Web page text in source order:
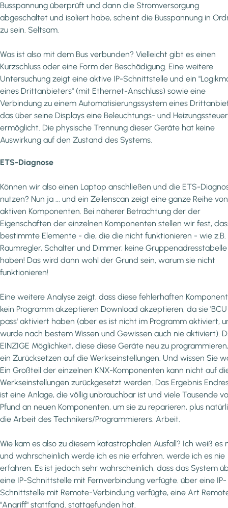
Busspannung überprüft und dann die Stromversorgung
abgeschaltet und isoliert habe, scheint die Busspannung in
zu sein. Seltsam.
Was ist also mit dem Bus verbunden? Vielleicht gibt es einen
Kurzschluss oder eine Form der Beschädigung. Eine weitere
Untersuchung zeigt eine aktive IP-Schnittstelle und ein
eines Drittanbieters" (mit Ethernet-Anschluss) sowie eine
Verbindung zu einem Automatisierungssystem eines
das über seine Displays eine Beleuchtungs- und
ermöglicht. Die physische Trennung dieser Geräte hat keine
Auswirkung auf den Zustand des Systems.
ETS-Diagnose
Können wir also einen Laptop anschließen und die ETS-
nutzen? Nun ja ... und ein Zeilenscan zeigt eine ganze Reihe von
aktiven Komponenten. Bei näherer Betrachtung der der
Eigenschaften der einzelnen Komponenten stellen wir fest,
bestimmte Elemente - die, die die nicht funktionieren - wie z.B.
Raumregler, Schalter und Dimmer, keine Gruppenadresstabelle
haben! Das wird dann wohl der Grund sein, warum sie nicht
funktionieren!
Eine weitere Analyse zeigt, dass diese fehlerhaften
kein Programm akzeptieren Download akzeptieren, da sie 'BCU
pass' aktiviert haben (aber es ist nicht im Programm aktiviert,
wurde nach bestem Wissen und Gewissen auch nie aktiviert).
EINZIGE Möglichkeit, diese diese Geräte neu zu
ein Zurücksetzen auf die Werkseinstellungen. Und wissen Sie
Ein Großteil der einzelnen KNX-Komponenten kann nicht auf
Werkseinstellungen zurückgesetzt werden. Das Ergebnis
ist eine Anlage, die völlig unbrauchbar ist und viele Tausende
Pfund an neuen Komponenten, um sie zu reparieren, plus
die Arbeit des Technikers/Programmierers. Arbeit.
Wie kam es also zu diesem katastrophalen Ausfall? Ich weiß es
und wahrscheinlich werde ich es nie erfahren. werde ich es nie
erfahren. Es ist jedoch sehr wahrscheinlich, dass das System
eine IP-Schnittstelle mit Fernverbindung verfügte. über eine IP-
Schnittstelle mit Remote-Verbindung verfügte, eine Art
"Angriff" stattfand. stattgefunden hat.